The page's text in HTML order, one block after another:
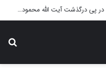
پیام تسلیت آیت الله مصباحی مقدم در پی درگذشت آیت الله محمودی گلپایگانی